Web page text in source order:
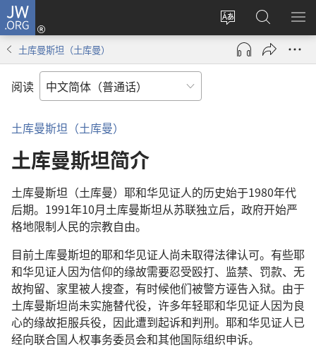
JW.ORG
更
改
网
登
录
（打
搜
索
JW.ORG
显
土库曼斯坦（土库曼）
阅读
土库曼斯坦（土库曼）
土库曼斯坦简介
土库曼斯坦（土库曼）耶和华见证人的历史始于1980年代
后期。1991年10月土库曼斯坦从苏联独立后，政府开始严
格地限制人民的宗教自由。
目前土库曼斯坦的耶和华见证人尚未取得法律认可。有些耶
和华见证人因为信仰的缘故需要忍受殴打、监禁、罚款、无
故拘留、家里被人搜查，有时候他们被警方诬告入狱。由于
土库曼斯坦尚未实施替代役，许多年轻耶和华见证人因为良
心的缘故拒服兵役，因此遭到起诉和判刑。耶和华见证人已
经向联合国人权事务委员会和其他国际组织申诉。